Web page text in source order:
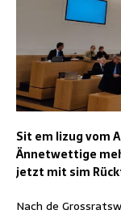
Sit em Iizug vom
Ännetwettige
jetzt mit sim
Nach de